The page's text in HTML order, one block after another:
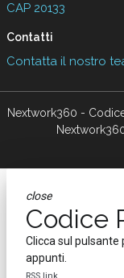
CAP 20133
Contatti
Contatta il nostro
Nextwork360 -
close
Codice
Clicca sul pulsante
appunti.